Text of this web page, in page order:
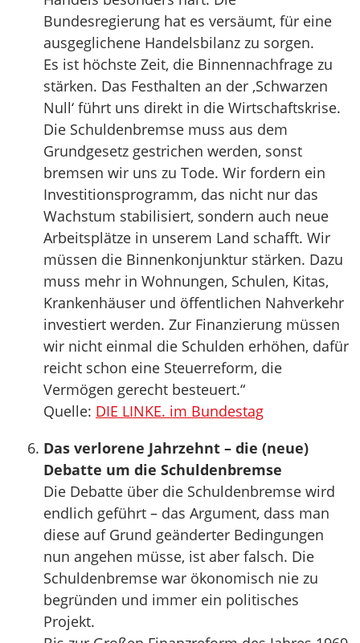
Bundesregierung hat es versäumt, für eine
ausgeglichene Handelsbilanz zu sorgen.
Es ist höchste Zeit, die Binnennachfrage zu
stärken. Das Festhalten an der ‚Schwarzen
Null‘ führt uns direkt in die Wirtschaftskrise.
Die Schuldenbremse muss aus dem
Grundgesetz gestrichen werden, sonst
bremsen wir uns zu Tode. Wir fordern ein
Investitionsprogramm, das nicht nur das
Wachstum stabilisiert, sondern auch neue
Arbeitsplätze in unserem Land schafft. Wir
müssen die Binnenkonjunktur stärken. Dazu
muss mehr in Wohnungen, Schulen, Kitas,
Krankenhäuser und öffentlichen Nahverkehr
investiert werden. Zur Finanzierung müssen
wir nicht einmal die Schulden erhöhen, dafür
reicht schon eine Steuerreform, die
Vermögen gerecht besteuert.“
Quelle: DIE LINKE. im Bundestag
Das verlorene Jahrzehnt – die (neue)
Debatte um die Schuldenbremse
Die Debatte über die Schuldenbremse wird
endlich geführt – das Argument, dass man
diese auf Grund geänderter Bedingungen
nun angehen müsse, ist aber falsch. Die
Schuldenbremse war ökonomisch nie zu
begründen und immer ein politisches
Projekt.